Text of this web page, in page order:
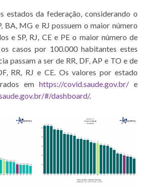
estados da federação, considerando o
BA, MG e RJ possuem o maior número
e SP, RJ, CE e PE o maior número de
casos por 100.000 habitantes estes
passam a ser de RR, DF, AP e TO e de
RR, RJ e CE. Os valores por estado
em https://covid.saude.gov.br/ e
#/dashboard/.